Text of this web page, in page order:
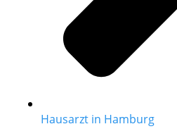
Hausarzt in Hamburg